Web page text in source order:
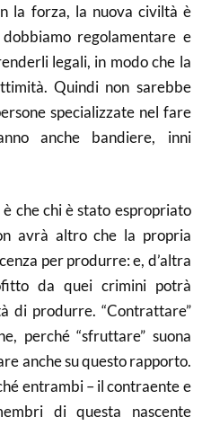
la forza, la nuova civiltà è
regolamentare e
legali, in modo che la
Quindi non sarebbe
specializzate nel fare
anche bandiere, inni
che chi è stato espropriato
avrà altro che la propria
per produrre: e, d’altra
da quei crimini potrà
di produrre. “Contrattare”
perché “sfruttare” suona
anche su questo rapporto.
entrambi – il contraente e
di questa nascente